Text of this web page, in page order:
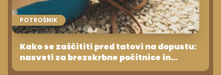
POTROŠNIK
Kako se zaščititi pred tatovi na dopustu:
nasveti za brezskrbne počitnice in
varnost na plaži